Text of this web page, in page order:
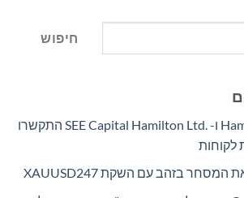
חיפוש
Hamilton Reserve Bank ו- SEE Capital Hamilton Ltd.‎ התקשרו
לקוחות